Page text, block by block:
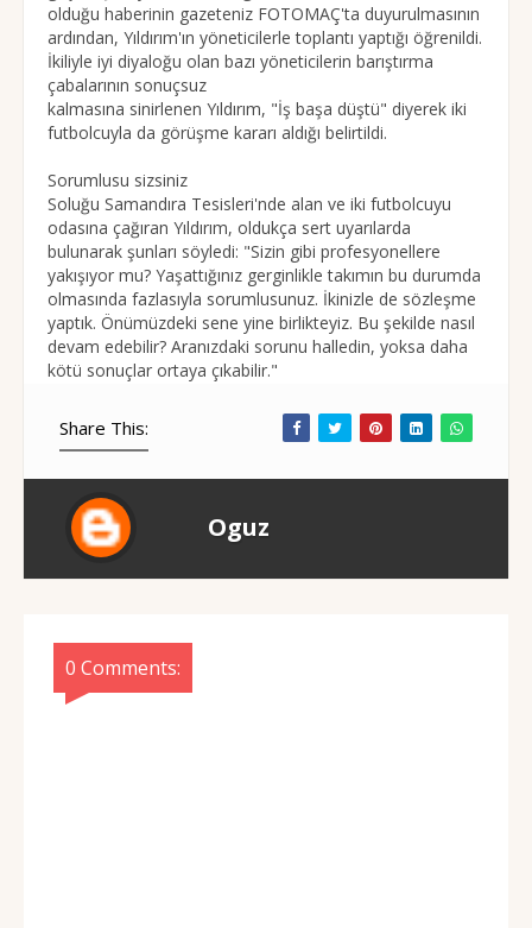
olduğu haberinin gazeteniz FOTOMAÇ'ta duyurulmasının
ardından, Yıldırım'ın yöneticilerle toplantı yaptığı öğrenildi.
İkiliyle iyi diyaloğu olan bazı yöneticilerin barıştırma
çabalarının sonuçsuz
kalmasına sinirlenen Yıldırım, "İş başa düştü" diyerek iki
futbolcuyla da görüşme kararı aldığı belirtildi.
Sorumlusu sizsiniz
Soluğu Samandıra Tesisleri'nde alan ve iki futbolcuyu
odasına çağıran Yıldırım, oldukça sert uyarılarda
bulunarak şunları söyledi: "Sizin gibi profesyonellere
yakışıyor mu? Yaşattığınız gerginlikle takımın bu durumda
olmasında fazlasıyla sorumlusunuz. İkinizle de sözleşme
yaptık. Önümüzdeki sene yine birlikteyiz. Bu şekilde nasıl
devam edebilir? Aranızdaki sorunu halledin, yoksa daha
kötü sonuçlar ortaya çıkabilir."
Share This:
Oguz
0 Comments: